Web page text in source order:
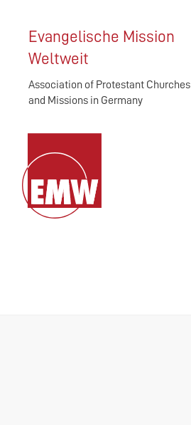
Evangelische Mission
Weltweit
Association of Protestant Churches
and Missions in Germany